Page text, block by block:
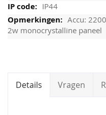
IP44
Accu:
2w monocrystalline paneel
Details Vragen